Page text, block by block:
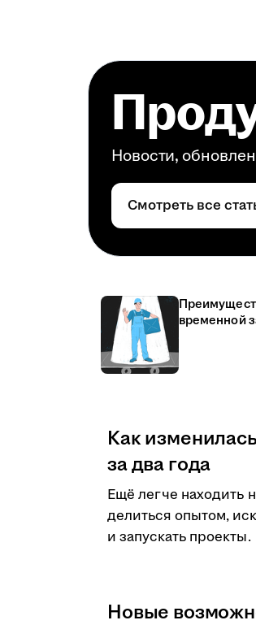
Новости,
Смотреть все
временной
Как
за два года
Ещё легче находить
делиться опытом,
и запускать проекты.
Новые